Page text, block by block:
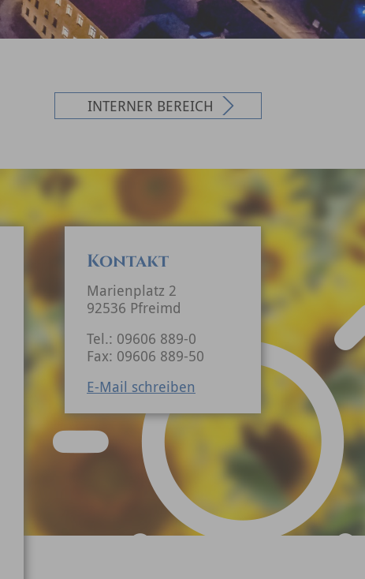
INTERNER BEREICH
Kontakt
Marienplatz 2
92536 Pfreimd
Tel.: 09606 889-0
Fax: 09606 889-50
E-Mail schreiben